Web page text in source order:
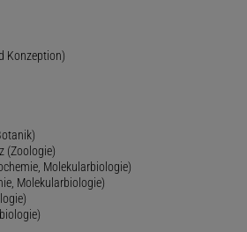
Konzeption)
(Zoologie)
Molekularbiologie)
Molekularbiologie)